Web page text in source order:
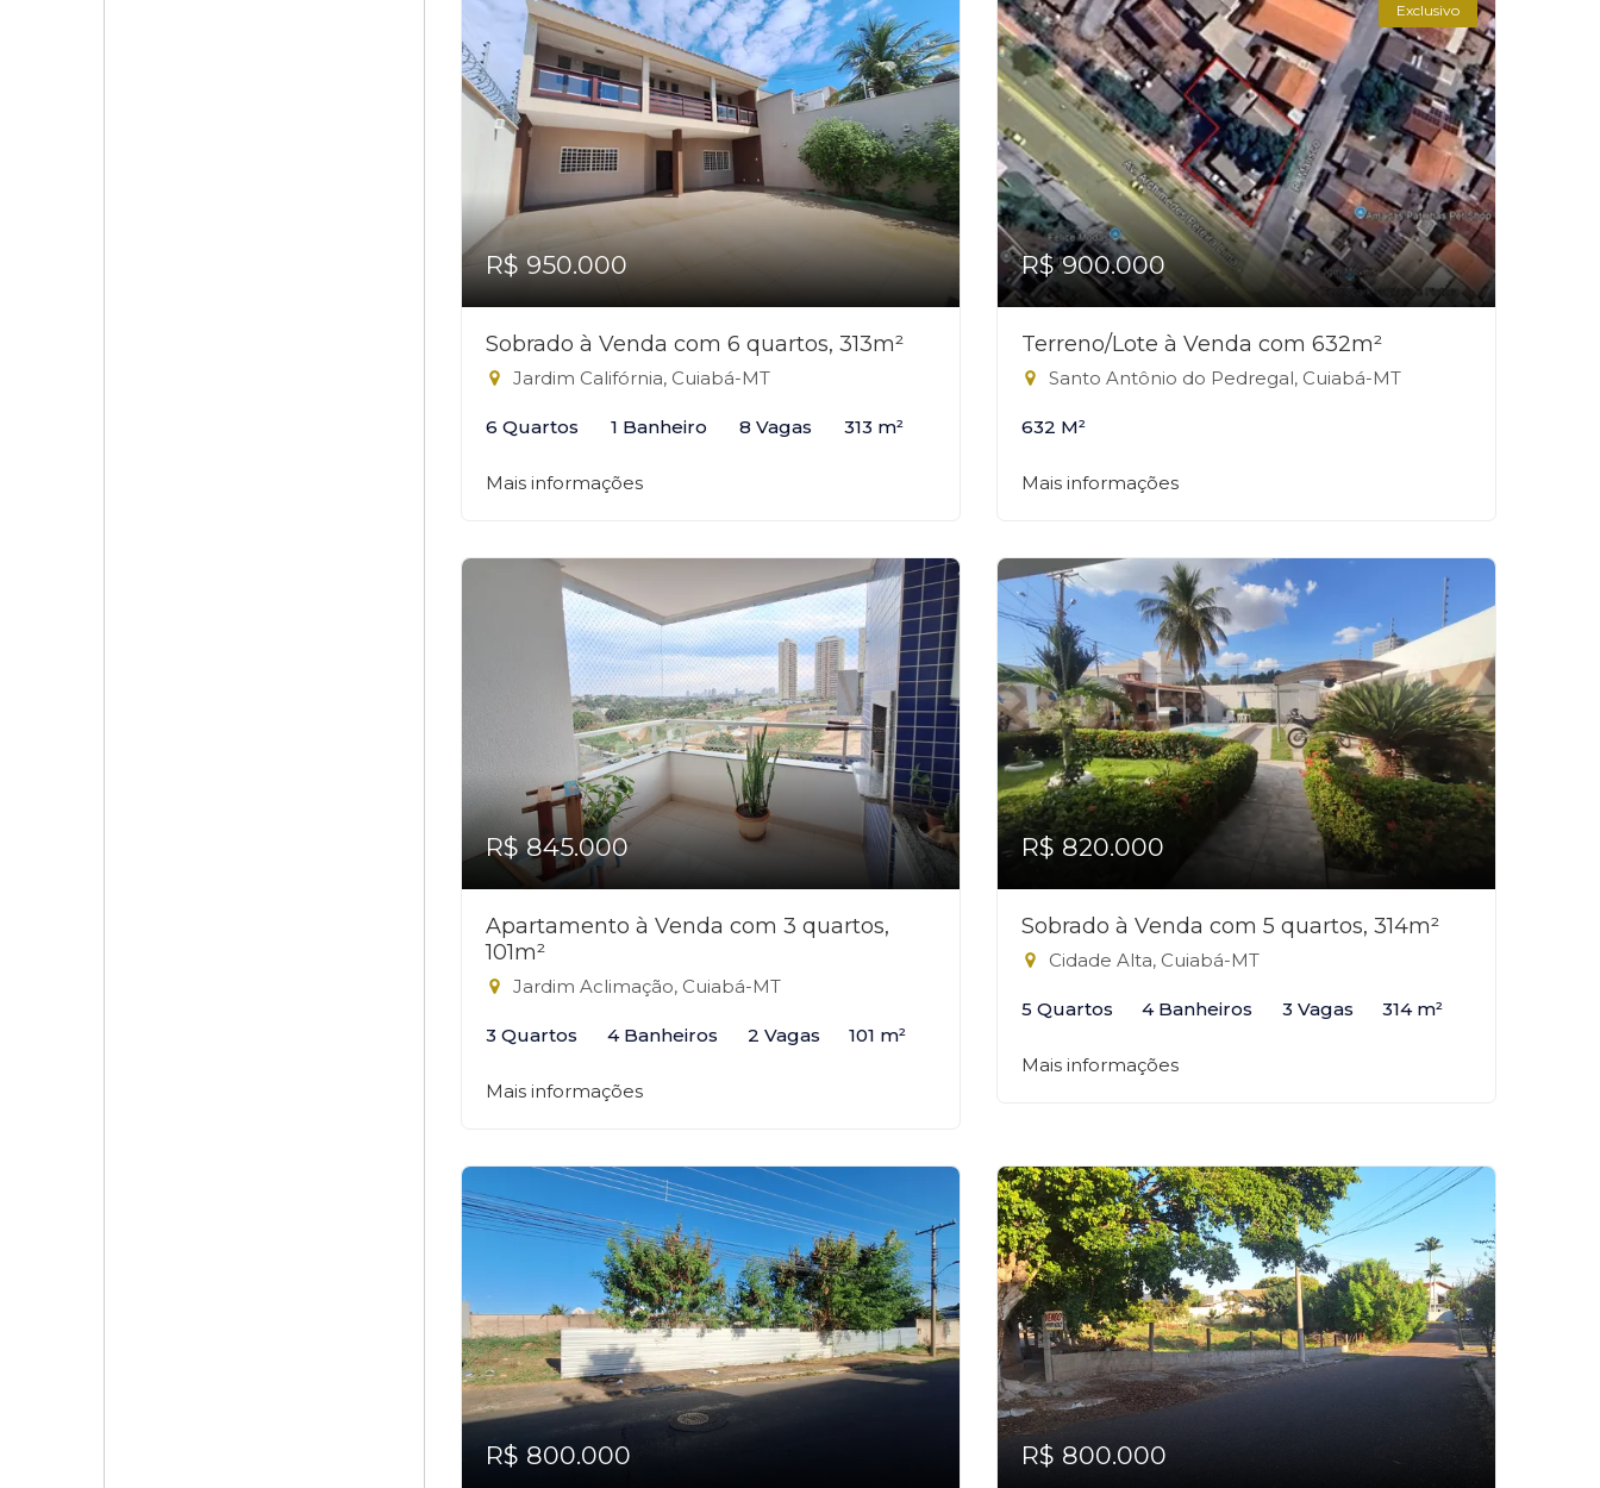
R$ 950.000
Sobrado à Venda com 6 quartos, 313m²
Jardim Califórnia, Cuiabá-MT
6 Quartos 1 Banheiro 8 Vagas 313 m²
Mais informações
Exclusivo
R$ 900.000
Terreno/Lote à Venda com 632m²
Santo Antônio do Pedregal, Cuiabá-MT
632 M²
Mais informações
R$ 845.000
Apartamento à Venda com 3 quartos,
101m²
Jardim Aclimação, Cuiabá-MT
3 Quartos 4 Banheiros 2 Vagas 101 m²
Mais informações
R$ 820.000
Sobrado à Venda com 5 quartos, 314m²
Cidade Alta, Cuiabá-MT
5 Quartos 4 Banheiros 3 Vagas 314 m²
Mais informações
R$ 800.000 R$ 800.000